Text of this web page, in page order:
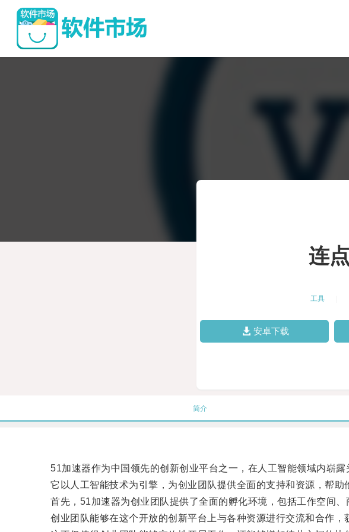
连
工具
安卓下载
简介
51加速器作为中国领先的创新创业平台之一，在人工智能领域内崭露
它以人工智能技术为引擎，为创业团队提供全面的支持和资源，帮助
首先，51加速器为创业团队提供了全面的孵化环境，包括工作空间、
创业团队能够在这个开放的创新平台上与各种资源进行交流和合作，